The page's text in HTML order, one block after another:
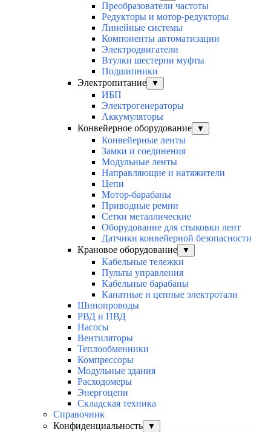
Преобразователи частоты
Редукторы и мотор-редукторы
Линейные системы
Компоненты автоматизации
Электродвигатели
Втулки шестерни муфты
Подшипники
Электропитание
▼
ИБП
Электрогенераторы
Аккумуляторы
Конвейерное оборудование
▼
Конвейерные ленты
Замки и соединения
Модульные ленты
Направляющие и натяжители
Цепи
Мотор-барабаны
Приводные ремни
Сетки металлические
Оборудование для стыковки лент
Датчики конвейерной безопасности
Крановое оборудование
▼
Кабельные тележки
Пульты управления
Кабельные барабаны
Канатные и цепные электротали
Шинопроводы
РВД и ПВД
Насосы
Вентиляторы
Теплообменники
Компрессоры
Модульные здания
Расходомеры
Энергоцепи
Складская техника
Справочник
Конфиденциальность
▼